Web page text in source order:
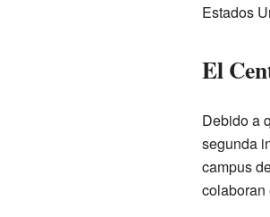
Estados
El
Debido a
segunda
campus
colaboran